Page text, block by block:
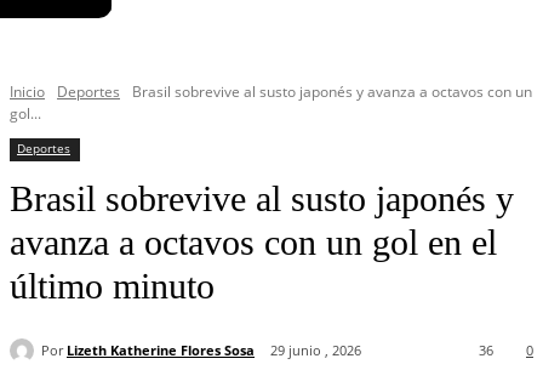
Inicio Deportes
Brasil sobrevive al susto japonés y avanza a octavos con un
gol...
Deportes
Brasil sobrevive al susto japonés y
avanza a octavos con un gol en el
último minuto
Por Lizeth Katherine Flores Sosa 29 junio , 2026 0
36